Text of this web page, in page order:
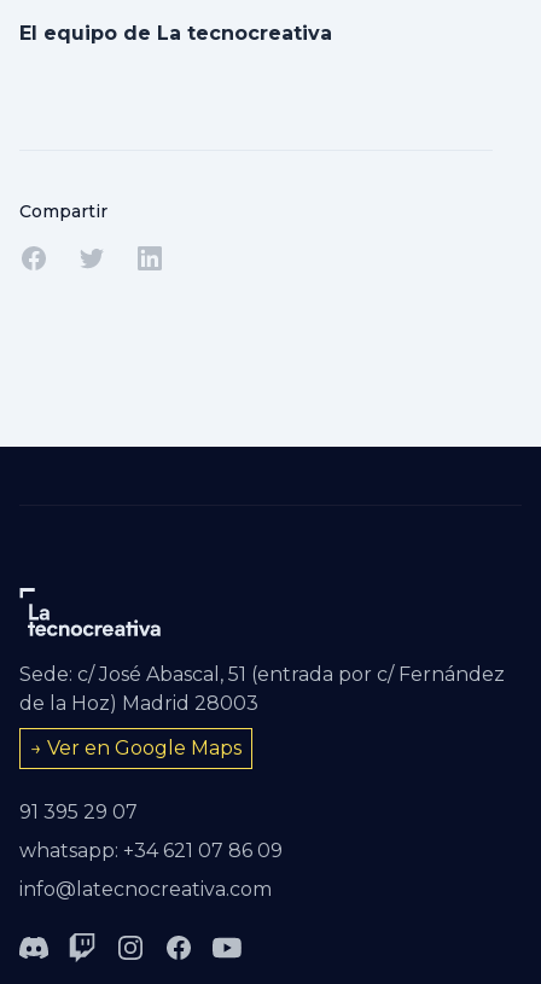
El equipo de La tecnocreativa
Compartir
Compartir en Facebook
Compartir en Twitter
Compartir en Linkedin
Sede: c/ José Abascal, 51 (entrada por c/ Fernández
de la Hoz) Madrid 28003
→ Ver en Google Maps
91 395 29 07
whatsapp: +34 621 07 86 09
info@latecnocreativa.com
DiscordTwitchInstagramFacebookYoutube